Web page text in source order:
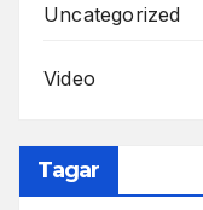
Uncategorized
Video
Tagar